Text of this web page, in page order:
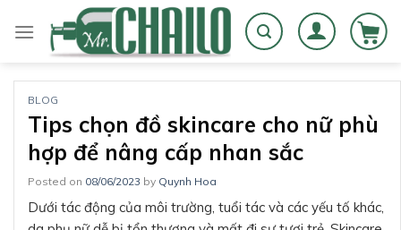
BLOG
Tips chọn đồ skincare cho nữ phù
hợp để nâng cấp nhan sắc
Posted on 08/06/2023 by Quynh Hoa
Dưới tác động của môi trường, tuổi tác và các yếu tố khác,